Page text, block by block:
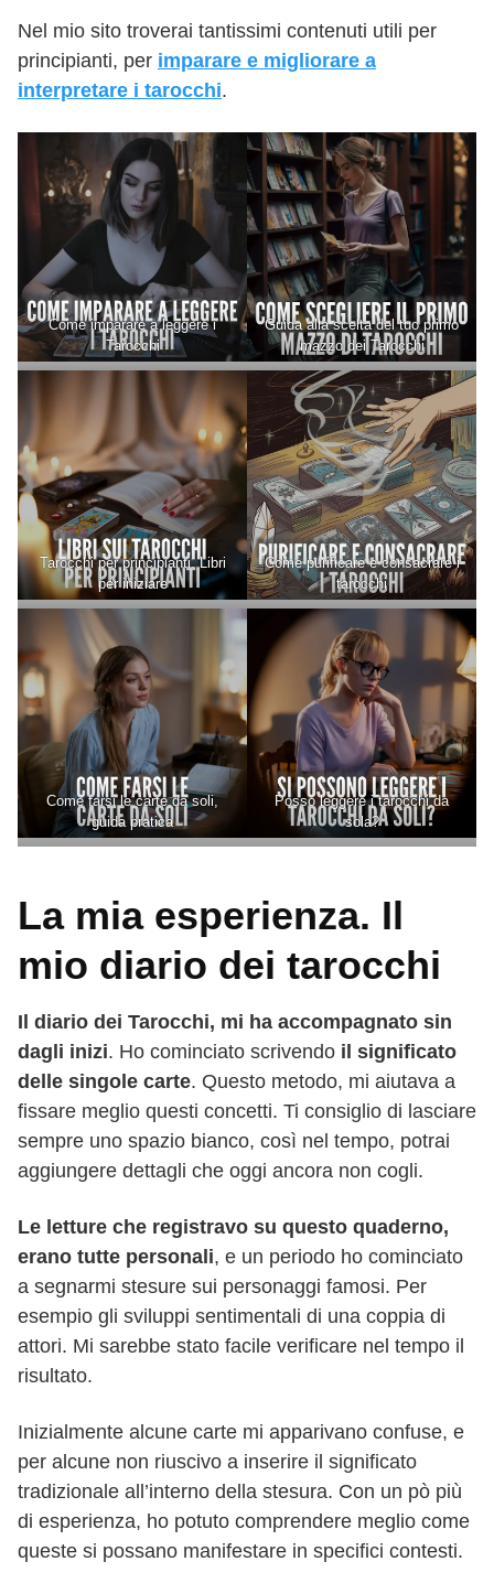
Nel mio sito troverai tantissimi contenuti utili per
principianti, per imparare e migliorare a
interpretare i tarocchi.
Come imparare a leggere i
Tarocchi
Guida alla scelta del tuo primo
mazzo dei Tarocchi
Tarocchi per principianti. Libri
per iniziare
Come purificare e consacrare i
tarocchi
Come farsi le carte da soli,
guida pratica
Posso leggere i tarocchi da
sola?
La mia esperienza. Il
mio diario dei tarocchi
Il diario dei Tarocchi, mi ha accompagnato sin
dagli inizi. Ho cominciato scrivendo il significato
delle singole carte. Questo metodo, mi aiutava a
fissare meglio questi concetti. Ti consiglio di lasciare
sempre uno spazio bianco, così nel tempo, potrai
aggiungere dettagli che oggi ancora non cogli.
Le letture che registravo su questo quaderno,
erano tutte personali, e un periodo ho cominciato
a segnarmi stesure sui personaggi famosi. Per
esempio gli sviluppi sentimentali di una coppia di
attori. Mi sarebbe stato facile verificare nel tempo il
risultato.
Inizialmente alcune carte mi apparivano confuse, e
per alcune non riuscivo a inserire il significato
tradizionale all’interno della stesura. Con un pò più
di esperienza, ho potuto comprendere meglio come
queste si possano manifestare in specifici contesti.